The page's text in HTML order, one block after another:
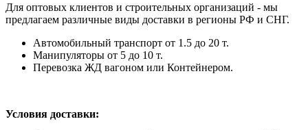
Для оптовых клиентов и строительных организаций - мы
предлагаем различные виды доставки в регионы РФ и СНГ.
Автомобильный транспорт от 1.5 до 20 т.
Манипуляторы от 5 до 10 т.
Перевозка ЖД вагоном или Контейнером.
Условия доставки: